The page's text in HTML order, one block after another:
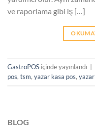
ve raporlama gibi iş […]
GastroPOS içinde yayınlandı
pos, tsm, yazar kasa pos,
BLOG